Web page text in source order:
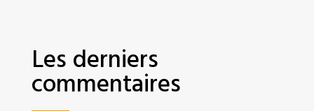
Les derniers
commentaires